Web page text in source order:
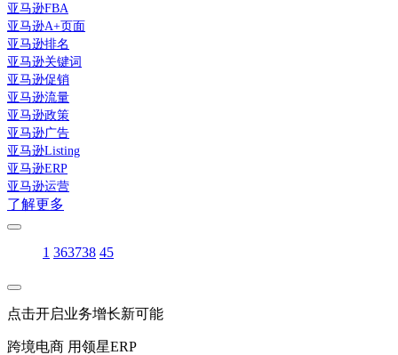
亚马逊FBA
亚马逊A+页面
亚马逊排名
亚马逊关键词
亚马逊促销
亚马逊流量
亚马逊政策
亚马逊广告
亚马逊Listing
亚马逊ERP
亚马逊运营
了解更多
1 363738 45
点击开启业务增长新可能
跨境电商 用领星ERP